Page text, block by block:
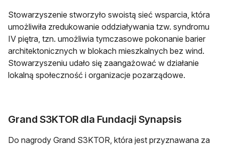
Stowarzyszenie stworzyło swoistą sieć wsparcia, która
umożliwiła zredukowanie oddziaływania tzw. syndromu
IV piętra, tzn. umożliwia tymczasowe pokonanie barier
architektonicznych w blokach mieszkalnych bez wind.
Stowarzyszeniu udało się zaangażować w działanie
lokalną społeczność i organizacje pozarządowe.
Grand S3KTOR dla Fundacji Synapsis
Do nagrody Grand S3KTOR, która jest przyznawana za